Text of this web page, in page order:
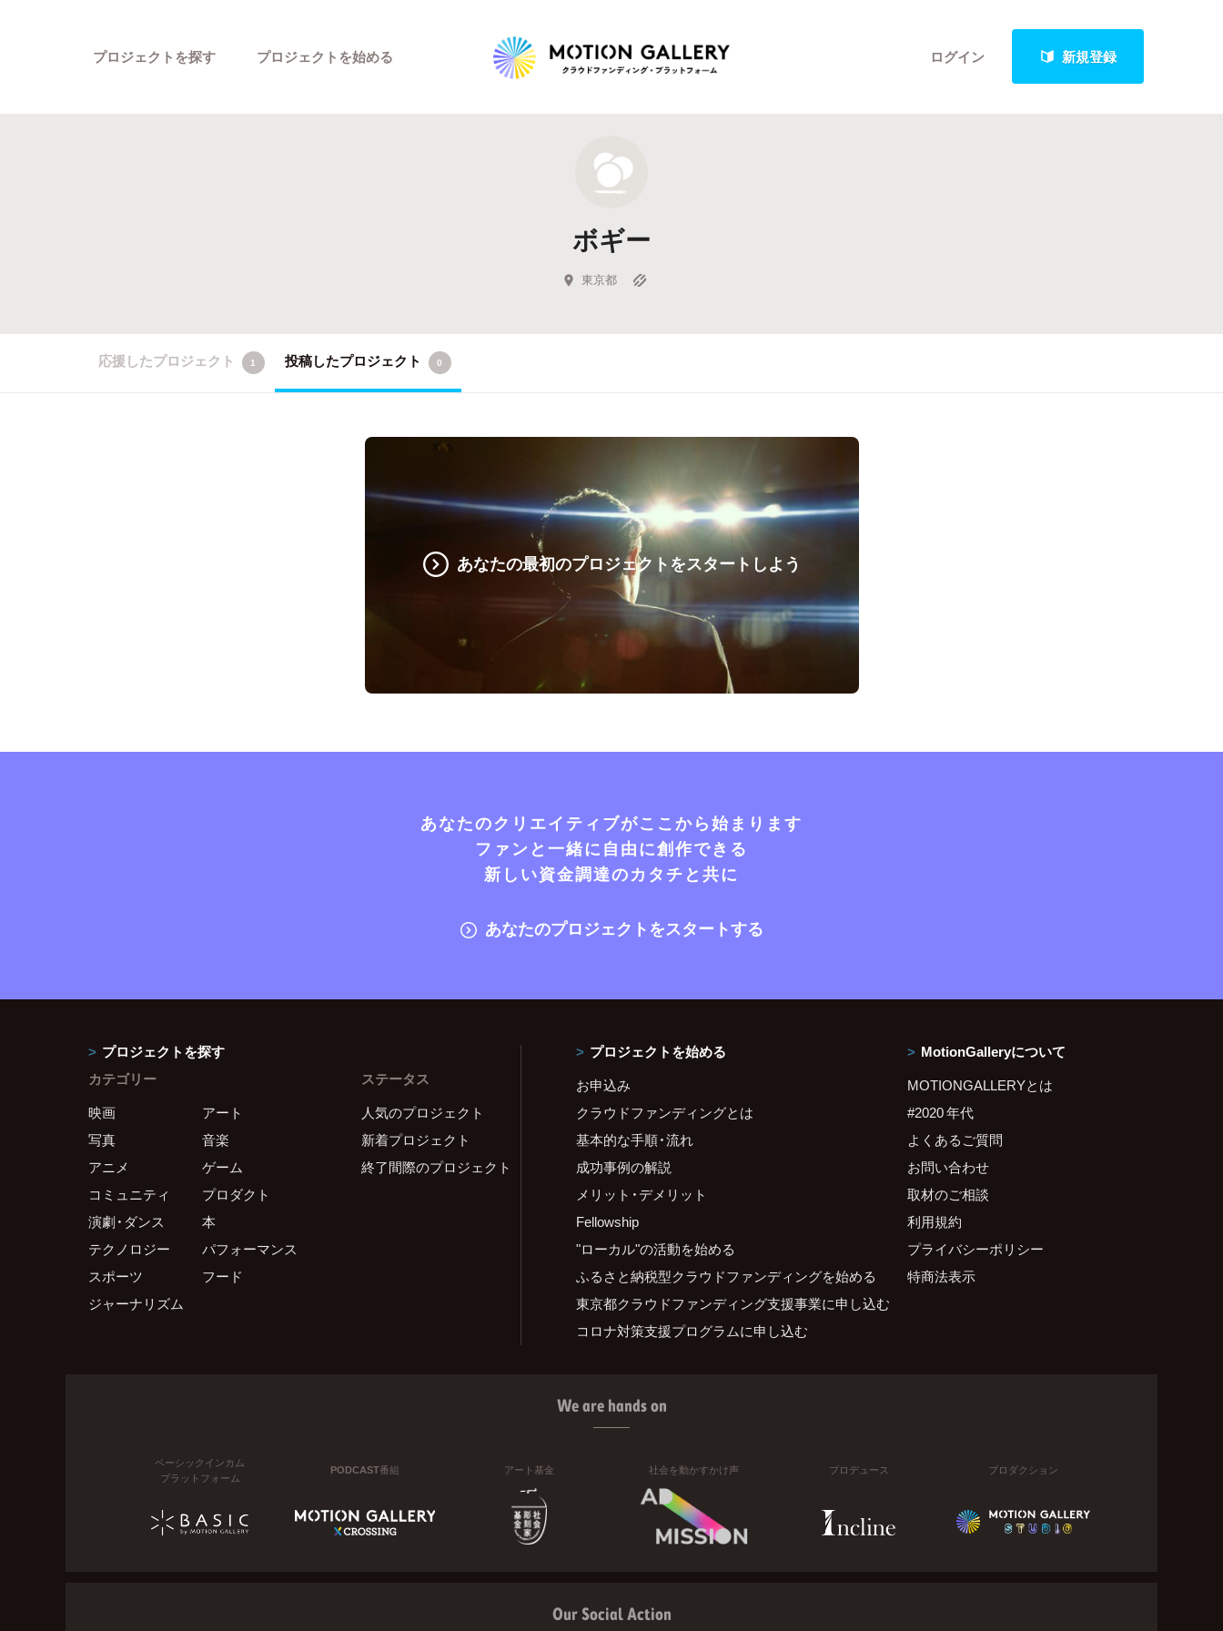
ログイン 新規登録
プロジェクトを探す
新着プロジェクト
Feature
キュレーターから探す
プロジェクトを始める
ボギー
東京都
応援したプロジェクト 1 投稿したプロジェクト 0
あなたの最初のプロジェクトをスタートしよう
あなたのクリエイティブがここから始まります
ファンと一緒に自由に創作できる
新しい資金調達のカタチと共に
あなたのプロジェクトをスタートする
プロジェクトを探す
カテゴリー
映画
アート
写真
音楽
アニメ
ゲーム
コミュニティ
プロダクト
演劇・ダンス
本
テクノロジー
パフォーマンス
スポーツ
フード
ジャーナリズム
ステータス
人気のプロジェクト
新着プロジェクト
終了間際のプロジェクト
プロジェクトを始める
お申込み
クラウドファンディングとは
基本的な手順・流れ
成功事例の解説
メリット・デメリット
Fellowship
"ローカル"の活動を始める
ふるさと納税型クラウドファンディングを始める
東京都クラウドファンディング支援事業に申し込む
コロナ対策支援プログラムに申し込む
MotionGalleryについて
MOTIONGALLERYとは
#2020 年代
よくあるご質問
お問い合わせ
取材のご相談
利用規約
プライバシーポリシー
特商法表示
We are hands on
ベーシックインカム
プラットフォーム
PODCAST番組 アート基金 社会を動かすかけ声 プロデュース プロダクション
Our Social Action